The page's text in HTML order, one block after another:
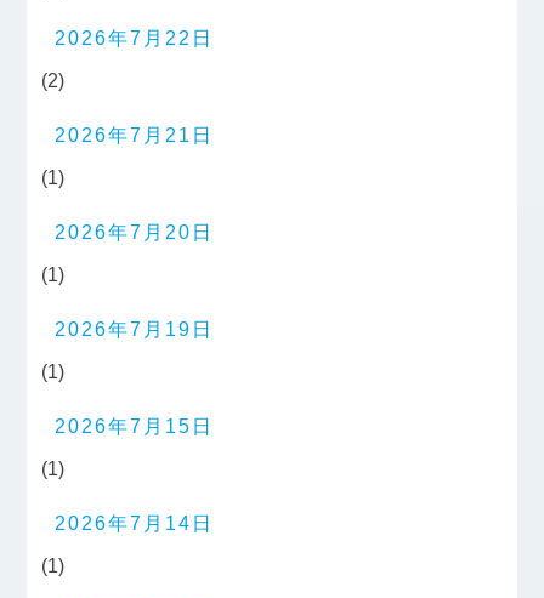
2026年7月22日
(2)
2026年7月21日
(1)
2026年7月20日
(1)
2026年7月19日
(1)
2026年7月15日
(1)
2026年7月14日
(1)